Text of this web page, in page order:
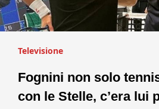
Televisione
Fognini non solo
con le Stelle, c’era lui